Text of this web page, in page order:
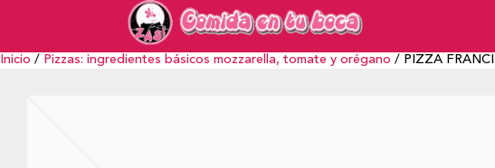
Inicio / Pizzas: ingredientes básicos mozzarella, tomate y orégano / PIZZA FRANCI